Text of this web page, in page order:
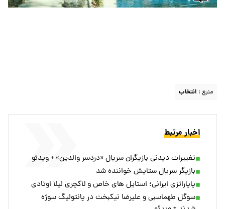
منبع : انتخاب
اخبار مرتبط
تغییرات دیدنی بازیگران سریال «دردسر والدین» + ویدئو
بازیگر سریال ستایش خواننده شد
پاپاراتزی ایرانی؛ استایل های خاص و لاکچری لیلا اوتادی
سوگل طهماسبی و علیرضا نیکبخت در پانتولیگ سوژه